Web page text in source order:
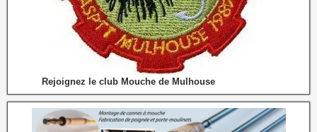
Rejoignez le club Mouche de Mulhouse